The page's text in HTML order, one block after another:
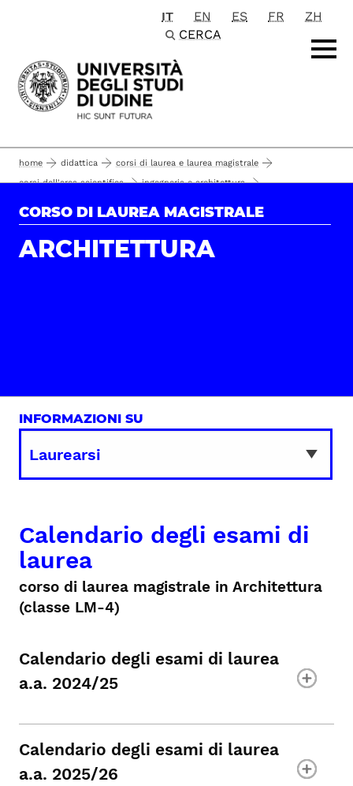
Passa al contenuto principale
IT EN ES FR
ZH
CERCA
home didattica
corsi di laurea e laurea magistrale
corsi dell'area scientifica
ingegneria e architettura
calendario degli esami di laurea
CORSO DI LAUREA MAGISTRALE
ARCHITETTURA
INFORMAZIONI SU
Calendario degli esami di
laurea
corso di laurea magistrale in Architettura
(classe LM-4)
Calendario degli esami di laurea
a.a. 2024/25
Calendario degli esami di laurea
a.a. 2025/26